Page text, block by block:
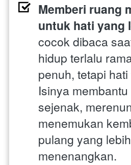
Memberi ruang
untuk hati yang
cocok dibaca
hidup terlalu
penuh, tetapi
Isinya
sejenak,
menemukan
pulang yang lebih
menenangkan.